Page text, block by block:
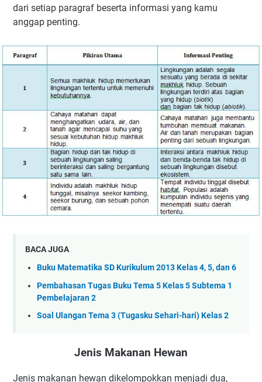
dari setiap paragraf beserta informasi yang kamu
anggap penting.
BACA JUGA
Buku Matematika SD Kurikulum 2013 Kelas 4, 5, dan 6
Pembahasan Tugas Buku Tema 5 Kelas 5 Subtema 1
Pembelajaran 2
Soal Ulangan Tema 3 (Tugasku Sehari-hari) Kelas 2
Jenis Makanan Hewan
Jenis makanan hewan dikelompokkan menjadi dua,